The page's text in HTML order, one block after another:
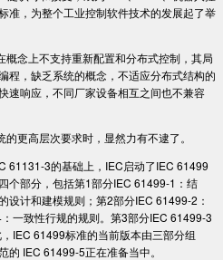
准，为整个工业控制软件技术的发展起了举
念上不支持重新配置和分布式控制，其局
程，缺乏系统的概念，不适应分布式结构的
速响应，不同厂家设备相互之间也不兼容
更高层次要求时，显然力有不逮了。
61131-3的基础上，IEC启动了IEC 61499
个部分，包括第1部分IEC 61499-1：结
设计和建模规则；第2部分IEC 61499-2：
一致性行规的规则。第3部分IEC 61499-3
IEC 61499标准的当前版本由三部分组
的 IEC 61499-5正在准备当中。